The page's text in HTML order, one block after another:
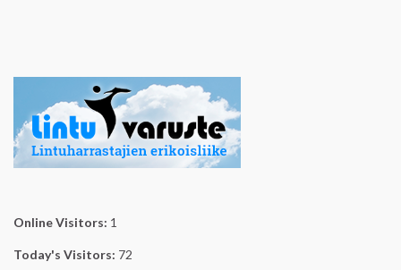
Online Visitors: 1
Today's Visitors: 72